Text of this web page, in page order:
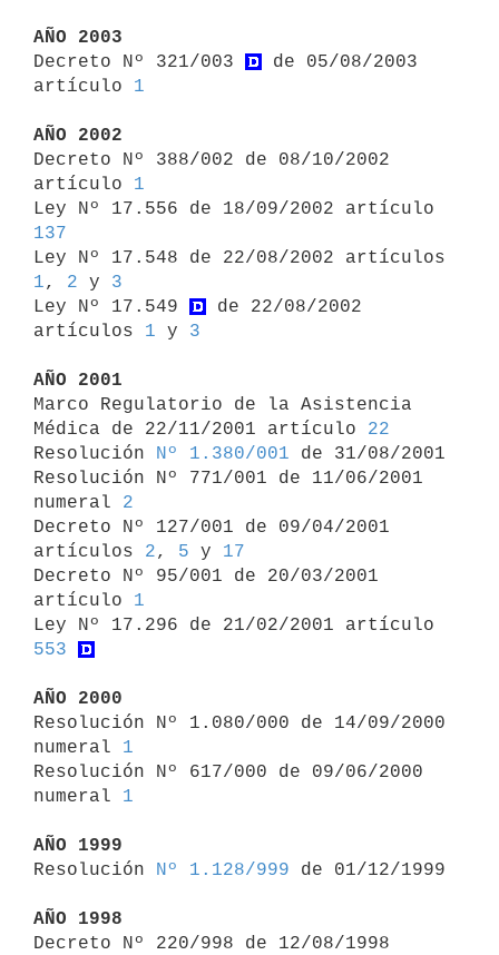
AÑO 2003
Decreto Nº 321/003
de 05/08/2003
artículo 1
AÑO 2002
Decreto Nº 388/002 de 08/10/2002
artículo 1
137
1, 2 y 3
Ley Nº 17.549
de 22/08/2002
artículos 1 y 3
AÑO 2001
Marco Regulatorio de la Asistencia
Médica de 22/11/2001 artículo 22
Resolución
Nº 1.380/001 de 31/08/2001
Resolución Nº 771/001 de 11/06/2001
numeral 2
Decreto Nº 127/001 de 09/04/2001
artículos 2, 5 y 17
Decreto Nº 95/001 de 20/03/2001
artículo 1
553
AÑO 2000
Resolución Nº 1.080/000 de 14/09/2000
numeral 1
Resolución Nº 617/000 de 09/06/2000
numeral 1
AÑO 1999
Resolución
Nº 1.128/999 de 01/12/1999
AÑO 1998
Decreto Nº 220/998 de 12/08/1998